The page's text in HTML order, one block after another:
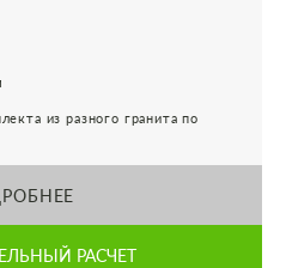
из разного гранита по
РАСЧЕТ